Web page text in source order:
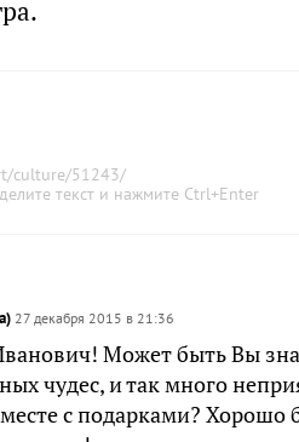
culture/51243/
текст и нажмите Ctrl+Enter
27 декабря 2015 в 21:36
Может быть Вы
чудес, и так много
с подарками?